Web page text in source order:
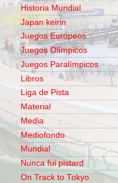
Historia Mundial
Japan keirin
Juegos Europeos
Juegos Olímpicos
Juegos Paralímpicos
Libros
Liga de Pista
Material
Media
Mediofondo
Mundial
Nunca fui pistard
On Track to Tokyo